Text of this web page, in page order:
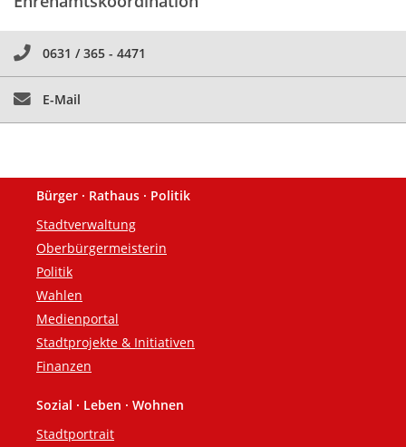
0631 / 365 - 4471
E-Mail
Fußzeile
Bürger · Rathaus · Politik
Stadtverwaltung
Oberbürgermeisterin
Politik
Wahlen
Medienportal
Stadtprojekte & Initiativen
Finanzen
Sozial · Leben · Wohnen
Stadtportrait